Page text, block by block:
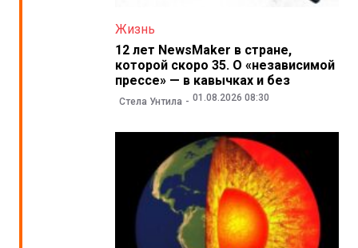
Жизнь
12 лет NewsMaker в стране,
которой скоро 35. О «независимой
прессе» — в кавычках и без
Стела Унтила 01.08.2026 08:30